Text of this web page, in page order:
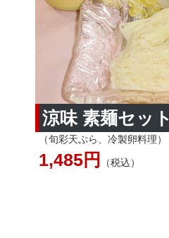
涼味 素麺セット
（旬彩天ぷら、冷製卵料理）
1,485円 （税込）